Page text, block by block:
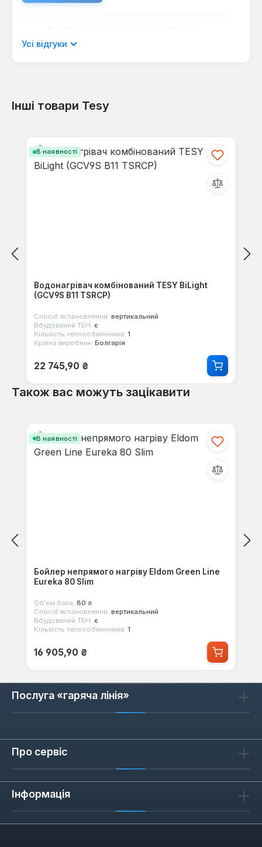
мовою.
Відгуків не знайдено. Поділіться
Усі відгуки
Інші товари Tesy
В наявності
Водонагрівач комбінований TESY BiLight
(GCV9S B11 TSRCP)
Спосіб встановлення: вертикальний
Вбудований ТЕН: є
Кількість теплообмінників: 1
Країна виробник: Болгарія
Звичайна ціна:
22 745,90 ₴
Також вас можуть зацікавити
В наявності
Бойлер непрямого нагріву Eldom Green Line
Eureka 80 Slim
Об'єм бака: 80 л
Спосіб встановлення: вертикальний
Вбудований ТЕН: є
Кількість теплообмінників: 1
Звичайна ціна:
16 905,90 ₴
Послуга «гаряча лінія»
Про сервіс
Інформація